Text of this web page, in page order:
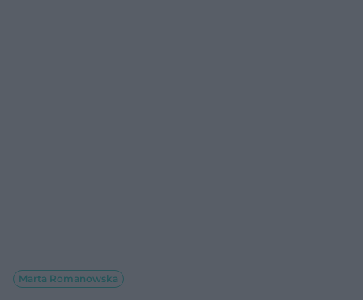
Marta Romanowska